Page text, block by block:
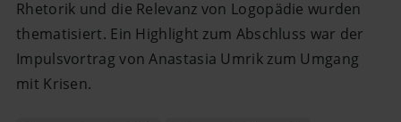
Rhetorik und die Relevanz von Logopädie wurden
thematisiert. Ein Highlight zum Abschluss war der
Impulsvortrag von Anastasia Umrik zum Umgang
mit Krisen.